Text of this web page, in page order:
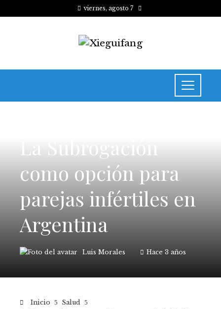
viernes, agosto 7
La Subrogación
como opción para
parejas infértiles en
Argentina
Luis Morales Hace 3 años
Inicio
Salud